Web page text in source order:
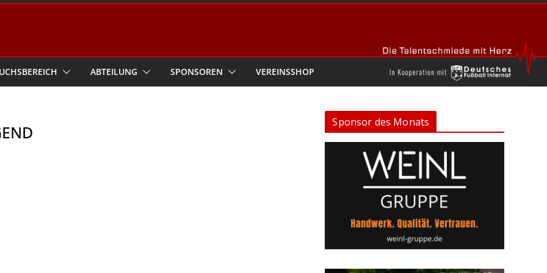
ABTEILUNG SPONSOREN VEREINSSHOP
Sponsor des Monats